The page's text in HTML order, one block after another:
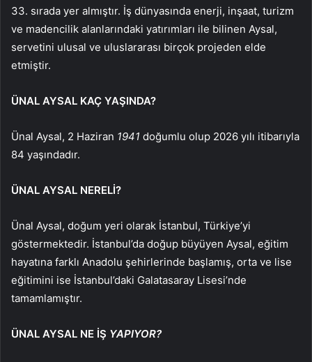
33. sırada yer almıştır. İş dünyasında enerji, inşaat, turizm
ve madencilik alanlarındaki yatırımları ile bilinen Aysal,
servetini ulusal ve uluslararası birçok projeden elde
etmiştir.
ÜNAL AYSAL KAÇ YAŞINDA?
Ünal Aysal, 2 Haziran 1941 doğumlu olup 2026 yılı itibarıyla
84 yaşındadır.
ÜNAL AYSAL NERELİ?
Ünal Aysal, doğum yeri olarak İstanbul, Türkiye’yi
göstermektedir. İstanbul’da doğup büyüyen Aysal, eğitim
hayatına farklı Anadolu şehirlerinde başlamış, orta ve lise
eğitimini ise İstanbul’daki Galatasaray Lisesi’nde
tamamlamıştır.
ÜNAL AYSAL NE İŞ YAPIYOR?